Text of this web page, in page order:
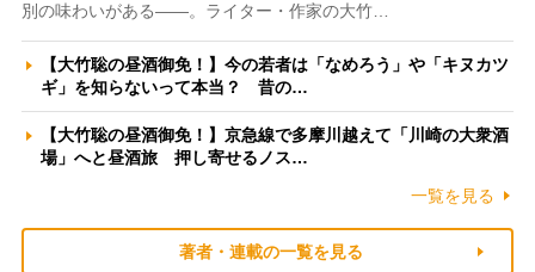
別の味わいがある――。ライター・作家の大竹…
【大竹聡の昼酒御免！】今の若者は「なめろう」や「キヌカツ
ギ」を知らないって本当？ 昔の…
【大竹聡の昼酒御免！】京急線で多摩川越えて「川崎の大衆酒
場」へと昼酒旅 押し寄せるノス…
一覧を見る
著者・連載の一覧を見る